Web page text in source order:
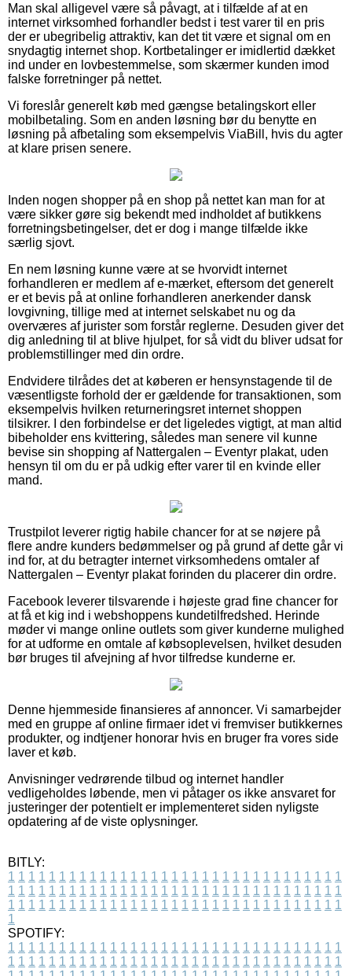
Man skal alligevel være så påvagt, at i tilfælde af at en
internet virksomhed forhandler bedst i test varer til en pris
der er ubegribelig attraktiv, kan det tit være et signal om en
snydagtig internet shop. Kortbetalinger er imidlertid dækket
ind under en lovbestemmelse, som skærmer kunden imod
falske forretninger på nettet.
Vi foreslår generelt køb med gængse betalingskort eller
mobilbetaling. Som en anden løsning bør du benytte en
løsning på afbetaling som eksempelvis ViaBill, hvis du agter
at klare prisen senere.
Inden nogen shopper på en shop på nettet kan man for at
være sikker gøre sig bekendt med indholdet af butikkens
forretningsbetingelser, det er dog i mange tilfælde ikke
særlig sjovt.
En nem løsning kunne være at se hvorvidt internet
forhandleren er medlem af e-mærket, eftersom det generelt
er et bevis på at online forhandleren anerkender dansk
lovgivning, tillige med at internet selskabet nu og da
overværes af jurister som forstår reglerne. Desuden giver det
dig anledning til at blive hjulpet, for så vidt du bliver udsat for
problemstillinger med din ordre.
Endvidere tilrådes det at køberen er hensynstagende til de
væsentligste forhold der er gældende for transaktionen, som
eksempelvis hvilken returneringsret internet shoppen
tilsikrer. I den forbindelse er det ligeledes vigtigt, at man altid
bibeholder ens kvittering, således man senere vil kunne
bevise sin shopping af Nattergalen – Eventyr plakat, uden
hensyn til om du er på udkig efter varer til en kvinde eller
mand.
Trustpilot leverer rigtig habile chancer for at se nøjere på
flere andre kunders bedømmelser og på grund af dette går vi
ind for, at du betragter internet virksomhedens omtaler af
Nattergalen – Eventyr plakat forinden du placerer din ordre.
Facebook leverer tilsvarende i højeste grad fine chancer for
at få et kig ind i webshoppens kundetilfredshed. Herinde
møder vi mange online outlets som giver kunderne mulighed
for at udforme en omtale af købsoplevelsen, hvilket desuden
bør bruges til afvejning af hvor tilfredse kunderne er.
Denne hjemmeside finansieres af annoncer. Vi samarbejder
med en gruppe af online firmaer idet vi fremviser butikkernes
produkter, og indtjener honorar hvis en bruger fra vores side
laver et køb.
Anvisninger vedrørende tilbud og internet handler
vedligeholdes løbende, men vi påtager os ikke ansvaret for
justeringer der potentielt er implementeret siden nyligste
opdatering af de viste oplysninger.
BITLY:
1 1 1 1 1 1 1 1 1 1 1 1 1 1 1 1 1 1 1 1 1 1 1 1 1 1 1 1 1 1 1 1 1
1 1 1 1 1 1 1 1 1 1 1 1 1 1 1 1 1 1 1 1 1 1 1 1 1 1 1 1 1 1 1 1 1
1 1 1 1 1 1 1 1 1 1 1 1 1 1 1 1 1 1 1 1 1 1 1 1 1 1 1 1 1 1 1 1 1
1
SPOTIFY:
1 1 1 1 1 1 1 1 1 1 1 1 1 1 1 1 1 1 1 1 1 1 1 1 1 1 1 1 1 1 1 1 1
1 1 1 1 1 1 1 1 1 1 1 1 1 1 1 1 1 1 1 1 1 1 1 1 1 1 1 1 1 1 1 1 1